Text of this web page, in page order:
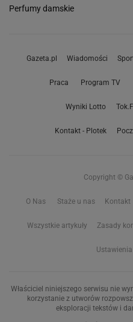
Perfumy damskie
Gazeta.pl Wiadomości
Praca Program TV
Wyniki Lotto
Kontakt - Plotek
Copyright ©
O Nas Staże u nas Kontakt
Wszystkie artykuły Zasady
Właściciel niniejszego serwisu nie
korzystanie z utworów
eksploracji tekstów i